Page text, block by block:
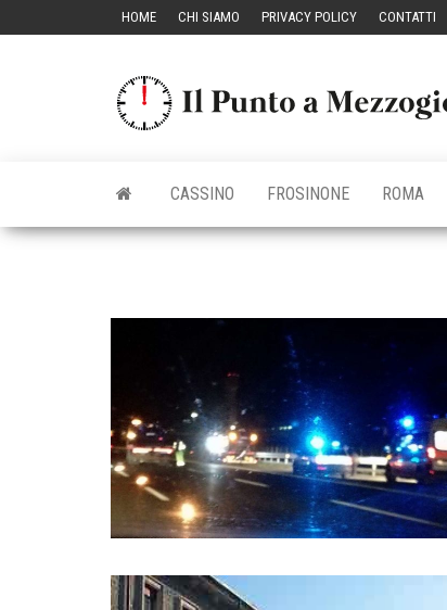
HOME CHI SIAMO PRIVACY POLICY CONTATTI
CASSINO FROSINONE ROMA